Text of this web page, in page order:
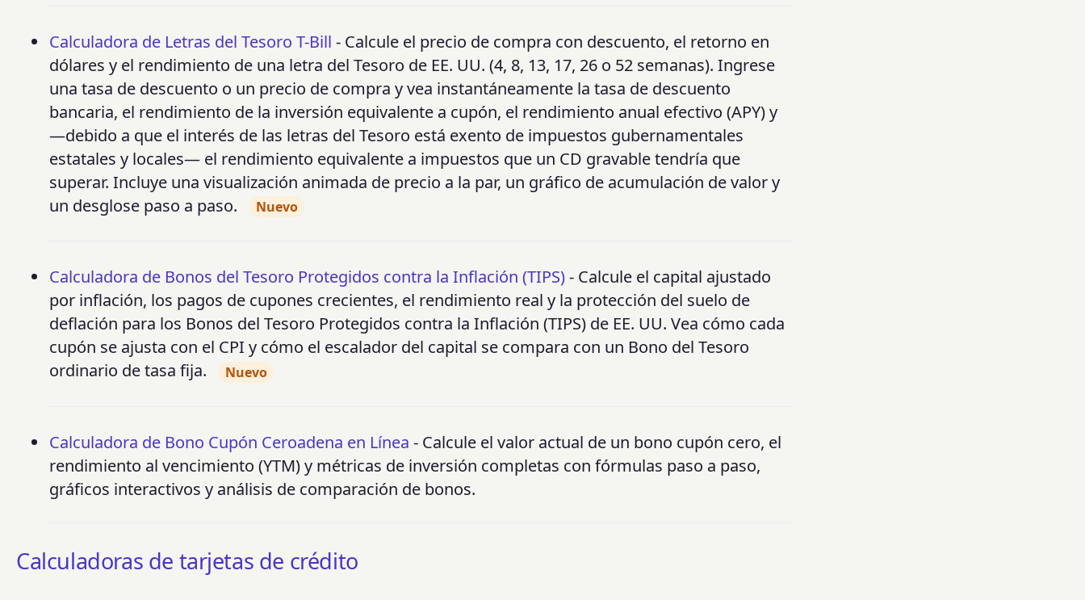
Calculadora de Letras del Tesoro T-Bill - Calcule el precio de compra con descuento, el retorno en
dólares y el rendimiento de una letra del Tesoro de EE. UU. (4, 8, 13, 17, 26 o 52 semanas). Ingrese
una tasa de descuento o un precio de compra y vea instantáneamente la tasa de descuento
bancaria, el rendimiento de la inversión equivalente a cupón, el rendimiento anual efectivo (APY) y
—debido a que el interés de las letras del Tesoro está exento de impuestos gubernamentales
estatales y locales— el rendimiento equivalente a impuestos que un CD gravable tendría que
superar. Incluye una visualización animada de precio a la par, un gráfico de acumulación de valor y
un desglose paso a paso.
Nuevo
Calculadora de Bonos del Tesoro Protegidos contra la Inflación (TIPS)- Calcule el capital ajustado
por inflación, los pagos de cupones crecientes, el rendimiento real y la protección del suelo de
deflación para los Bonos del Tesoro Protegidos contra la Inflación (TIPS) de EE. UU. Vea cómo cada
cupón se ajusta con el CPI y cómo el escalador del capital se compara con un Bono del Tesoro
ordinario de tasa fija.
Nuevo
Calculadora de Bono Cupón Ceroadena en Línea - Calcule el valor actual de un bono cupón cero, el
rendimiento al vencimiento (YTM) y métricas de inversión completas con fórmulas paso a paso,
gráficos interactivos y análisis de comparación de bonos.
Calculadoras de tarjetas de crédito